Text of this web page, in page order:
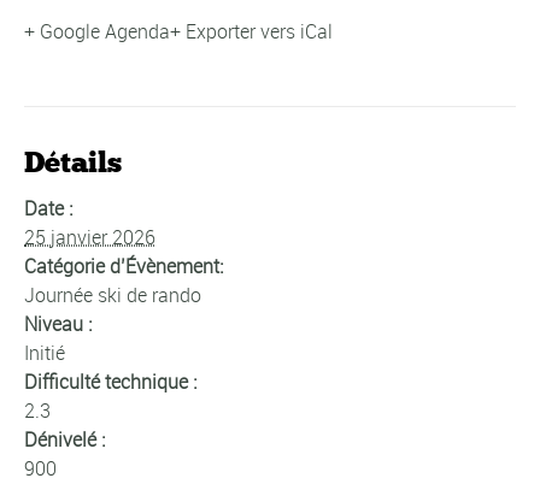
+ Google Agenda+ Exporter vers iCal
Détails
Date :
25 janvier 2026
Catégorie d’Évènement:
Journée ski de rando
Niveau :
Initié
Difficulté technique :
2.3
Dénivelé :
900